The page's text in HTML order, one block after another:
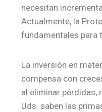
necesitan
Actualmente, la
fundamentales para
La inversión en
compensa con
al eliminar pérdidas,
Uds. saben las